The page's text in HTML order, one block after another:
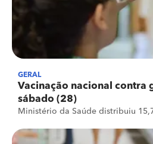
GERAL
Vacinação nacional contra
sábado (28)
Ministério da Saúde distribuiu